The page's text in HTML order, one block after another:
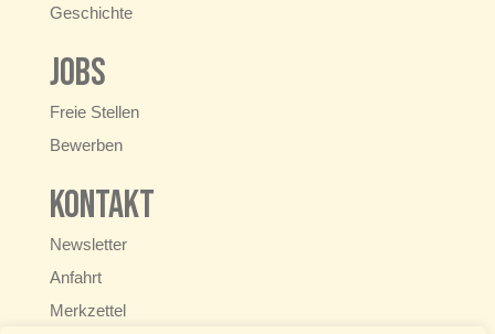
Geschichte
Jobs
Freie Stellen
Bewerben
Kontakt
Newsletter
Anfahrt
Merkzettel